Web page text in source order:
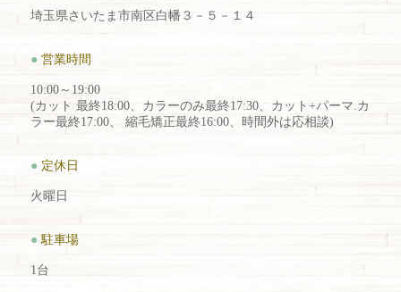
埼玉県さいたま市南区白幡３－５－１４
● 営業時間
10:00～19:00
(カット 最終18:00、カラーのみ最終17:30、カット+パーマ.カ
ラー最終17:00、 縮毛矯正最終16:00、時間外は応相談)
● 定休日
火曜日
● 駐車場
1台